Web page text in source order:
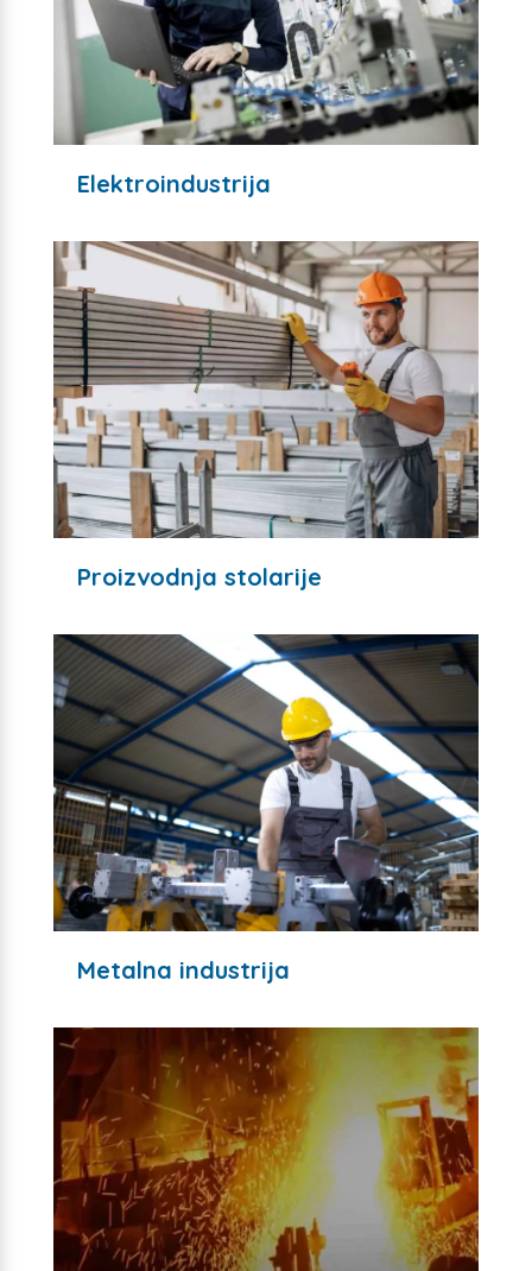
Elektroindustrija
Proizvodnja stolarije
Metalna industrija